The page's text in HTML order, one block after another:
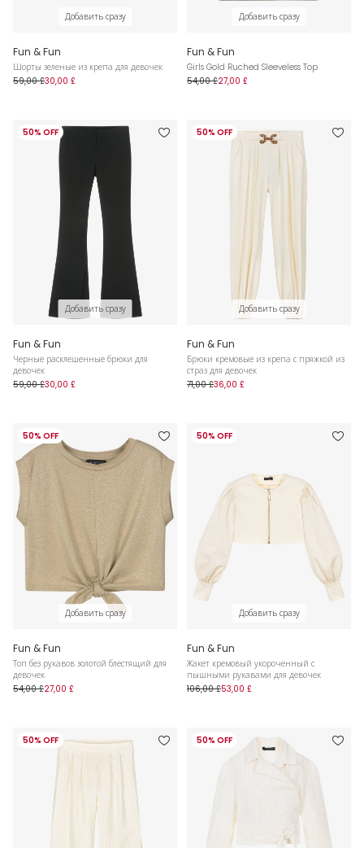
Добавить сразу
Fun & Fun
Шорты зеленые из крепа для девочек
59,00 £30,00 £
Добавить сразу
Fun & Fun
Girls Gold Ruched Sleeveless Top
54,00 £27,00 £
50% OFF
Добавить сразу
Fun & Fun
Черные расклешенные брюки для
девочек
59,00 £30,00 £
50% OFF
Добавить сразу
Fun & Fun
Брюки кремовые из крепа с пряжкой из
страз для девочек
71,00 £36,00 £
50% OFF
Добавить сразу
Fun & Fun
Топ без рукавов золотой блестящий для
девочек
54,00 £27,00 £
50% OFF
Добавить сразу
Fun & Fun
Жакет кремовый укороченный с
пышными рукавами для девочек
106,00 £53,00 £
50% OFF 50% OFF